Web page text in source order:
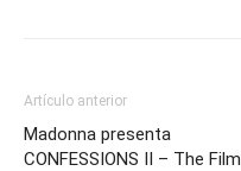
Artículo anterior
Madonna presenta
CONFESSIONS II – The Film